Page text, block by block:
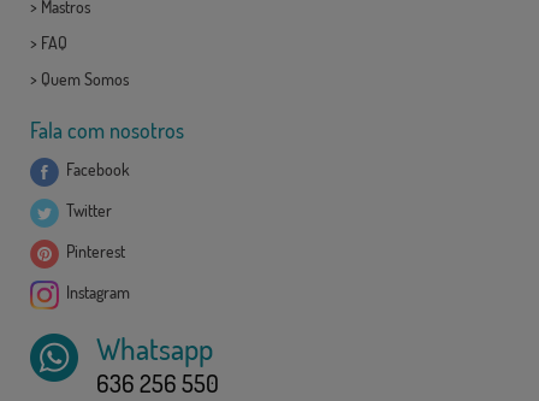
> Mastros
> FAQ
> Quem Somos
Fala com nosotros
Facebook
Twitter
Pinterest
Instagram
Whatsapp
636 256 550